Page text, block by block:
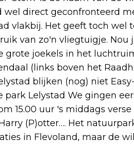
direct geconfronteerd
vlakbij. Het geeft toch wel
van zo'n vliegtuigje. Nou
grote joekels in het
(links boven het
blijken (nog) niet
Lelystad We gingen
15.00 uur 's middags
(P)otter…. Het
in Flevoland, maar de